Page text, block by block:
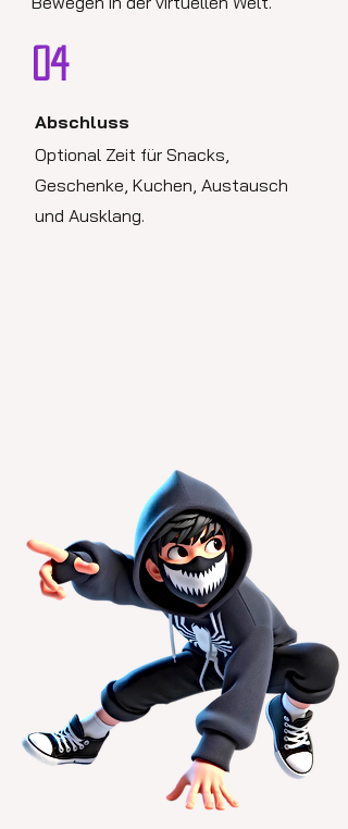
04
Abschluss
Optional Zeit für Snacks,
Geschenke, Kuchen, Austausch
und Ausklang.